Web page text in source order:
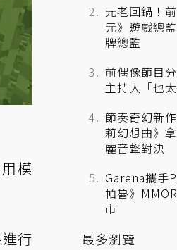
模
行
元老回鍋！
元》遊戲總
牌總監
前偶像節目
主持人「也
節奏奇幻新
莉幻想曲》
麗音聲對決
Garena攜手
帕魯》
市
最多瀏覽